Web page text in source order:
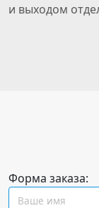
и выходом
Форма заказа: